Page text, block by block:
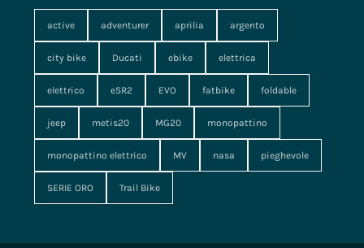
active adventurer aprilia argento
city bike Ducati ebike elettrica
elettrico eSR2 EVO fatbike foldable
jeep metis20 MG20 monopattino
monopattino elettrico MV nasa pieghevole
SERIE ORO Trail Bike